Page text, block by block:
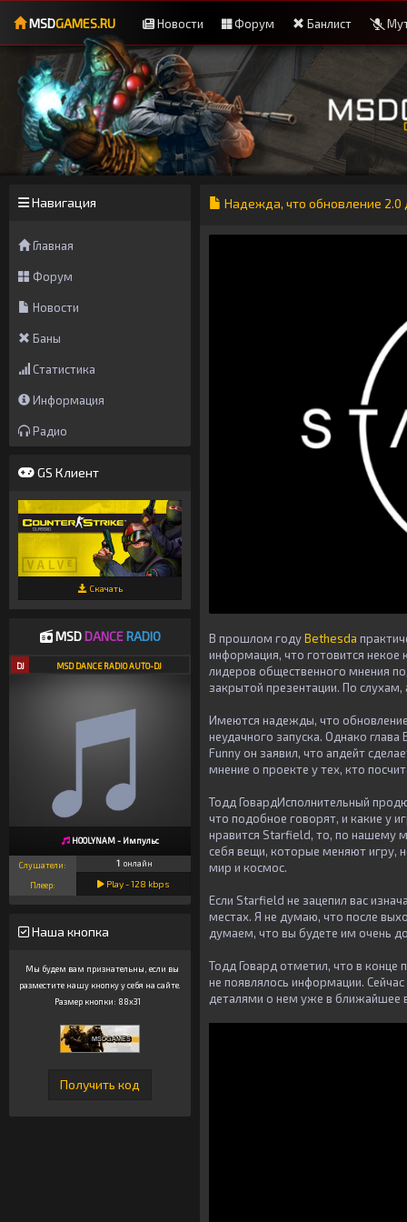
MSDGAMES.RU Новости Форум Банлист
Навигация
Главная
Форум
Новости
Баны
Статистика
Информация
Радио
GS Клиент
Скачать
MSDDANCE RADIO
DJ MSD DANCE RADIO AUTO-DJ
HOOLYNAM - Импульс
Слушатели: 1 онлайн
Плеер: Play -128 kbps
Наша кнопка
Мы будем вам признательны, если вы
разместите нашу кнопку у себя на сайте.
Размер кнопки: 88x31
Надежда, что обновление 2.0
В прошлом годуBethesda
информация, что готовится
лидеров общественного мнения
закрытой презентации. По
Имеются надежды, что
неудачного запуска. Однако
Funny он заявил, что апдейт
мнение о проекте у тех, кто
Тодд ГовардИсполнительный
что подобное говорят, и какие у
нравится Starfield, то, по нашему
себя вещи, которые меняют игру,
мир и космос.
Если Starfield не зацепил вас
местах. Я не думаю, что после
думаем, что вы будете им очень
Тодд Говард отметил, что в
не появлялось информации.
деталями о нем уже в ближайшее